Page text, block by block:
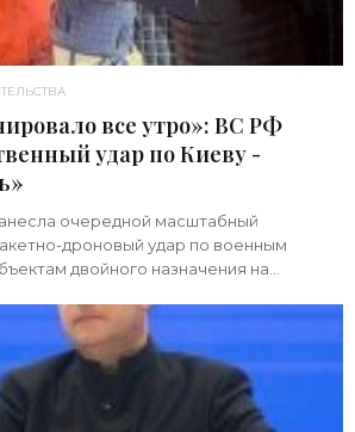
все утро»: ВС РФ
удар по Киеву -
очередной масштабный
дроновый удар по военным
двойного назначения на